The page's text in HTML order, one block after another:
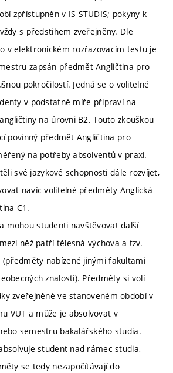
zpřístupněn v IS STUDIS; pokyny k
s předstihem zveřejněny. Dle
v elektronickém rozřazovacím testu je
zapsán předmět Angličtina pro
pokročilostí. Jedná se o volitelné
v podstatné míře připraví na
na úrovni B2. Touto zkouškou
povinný předmět Angličtina pro
na potřeby absolventů v praxi.
své jazykové schopnosti dále rozvíjet,
navíc volitelné předměty Anglická
C1.
mohou studenti navštěvovat další
něž patří tělesná výchova a tzv.
nabízené jinými fakultami
znalostí). Předměty si volí
zveřejněné ve stanoveném období v
VUT a může je absolvovat v
semestru bakalářského studia.
student nad rámec studia,
se tedy nezapočítávají do